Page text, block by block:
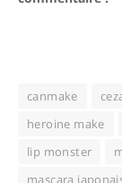
canmake
heroine make
lip monster
mascara